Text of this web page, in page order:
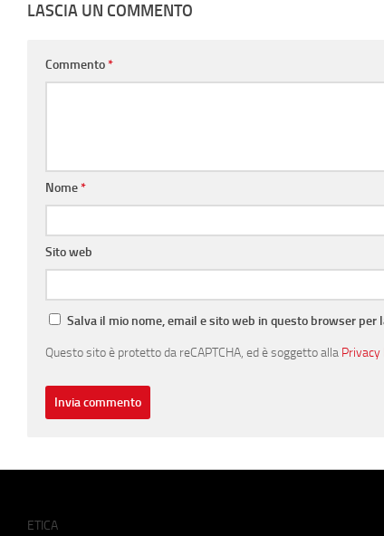
LASCIA UN COMMENTO
Commento*
Nome*
Sito web
Salva il mio nome, email e sito web in questo browser per
Questo sito è protetto da reCAPTCHA, ed è soggetto alla Privacy
ETICA